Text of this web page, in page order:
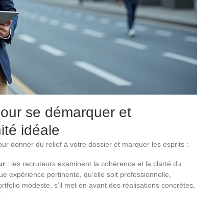
se démarquer et
idéale
donner du relief à votre dossier et marquer les esprits :
: les recruteurs examinent la cohérence et la clarté du
expérience pertinente, qu’elle soit professionnelle,
modeste, s’il met en avant des réalisations concrètes,